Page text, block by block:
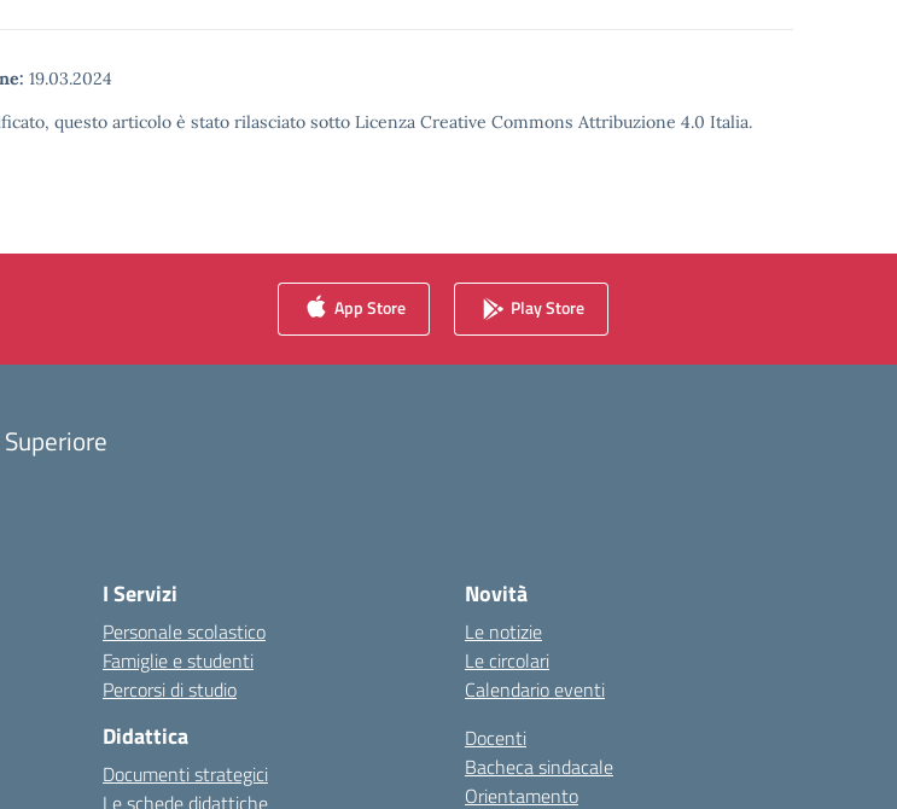
19.03.2024
questo articolo è stato rilasciato sotto Licenza Creative Commons Attribuzione 4.0 Italia.
App Store Play Store
I Servizi
Personale scolastico
Famiglie e studenti
Percorsi di studio
Didattica
Documenti strategici
Le schede didattiche
Novità
Le notizie
Le circolari
Calendario eventi
Docenti
Bacheca sindacale
Orientamento